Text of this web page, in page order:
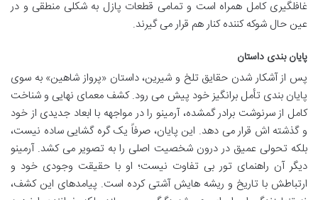
غافلگیری کامل همراه است و تمامی قطعات پازل به شکلی منطقی و در
عین حال شوکه کننده کنار هم قرار می گیرند.
پایان بندی داستان
پس از آشکار شدن حقایق تلخ و شیرین، داستان «پرواز شاهین» به سوی
پایان بندی تأمل برانگیز خود پیش می رود. کشف معمای نهایی و شناخت
کامل از سرنوشت برادر گمشده، آرمینو را در مواجهه با ابعاد جدیدی از خود
و گذشته اش قرار می دهد. این پایان، صرفاً یک گره گشایی ساده نیست،
بلکه تحولی عمیق در درون شخصیت اصلی را به تصویر می کشد. آرمینو
دیگر آن راهنمای تور بی تفاوت نیست؛ او با حقیقت وجودی خود و
ارتباطش با تاریخ و ریشه هایش آشتی کرده است. پیامدهای این کشف،